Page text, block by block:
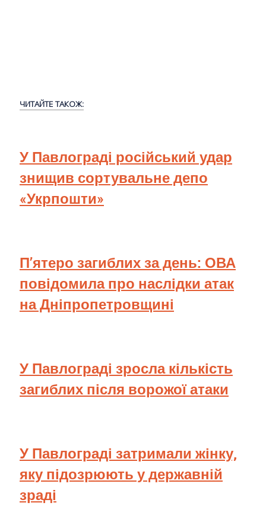
ЧИТАЙТЕ ТАКОЖ:
У Павлограді російський удар
знищив сортувальне депо
«Укрпошти»
П’ятеро загиблих за день: ОВА
повідомила про наслідки атак
на Дніпропетровщині
У Павлограді зросла кількість
загиблих після ворожої атаки
У Павлограді затримали жінку,
яку підозрюють у державній
зраді